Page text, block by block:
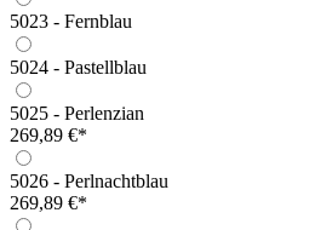
5023 - Fernblau
5024 - Pastellblau
5025 - Perlenzian
269,89 €*
5026 - Perlnachtblau
269,89 €*